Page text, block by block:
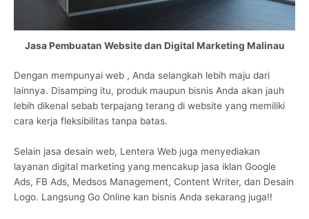
Jasa Pembuatan Website dan Digital Marketing Malinau
Dengan mempunyai web , Anda selangkah lebih maju dari
lainnya. Disamping itu, produk maupun bisnis Anda akan jauh
lebih dikenal sebab terpajang terang di website yang memiliki
cara kerja fleksibilitas tanpa batas.
Selain jasa desain web, Lentera Web juga menyediakan
layanan digital marketing yang mencakup jasa iklan Google
Ads, FB Ads, Medsos Management, Content Writer, dan Desain
Logo. Langsung Go Online kan bisnis Anda sekarang juga!!